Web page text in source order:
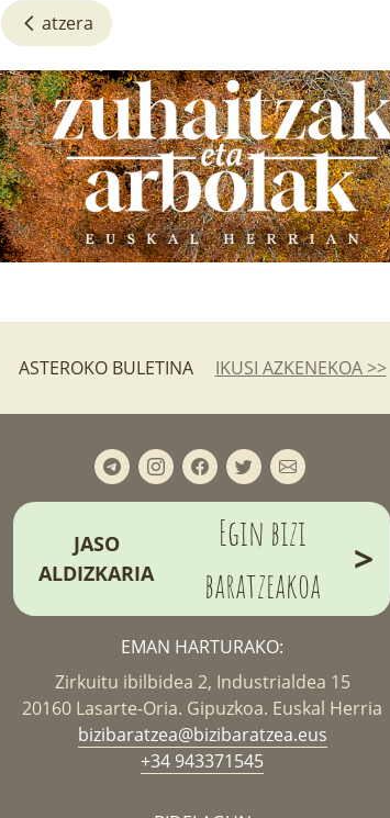
atzera
ASTEROKO BULETINA IKUSI AZKENEKOA >>
JASO
ALDIZKARIA
Egin bizi
baratzeakoa
>
EMAN HARTURAKO:
Zirkuitu ibilbidea 2, Industrialdea 15
20160 Lasarte-Oria. Gipuzkoa. Euskal Herria
bizibaratzea@bizibaratzea.eus
+34 943371545